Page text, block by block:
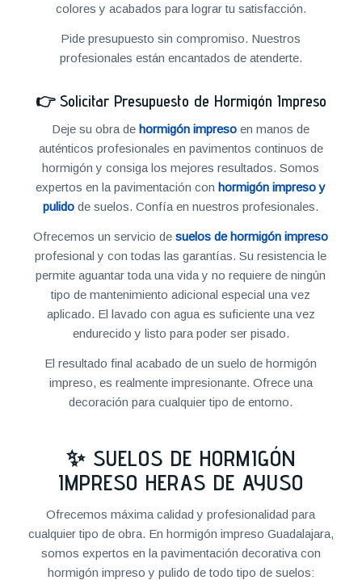
colores y acabados para lograr tu satisfacción.
Pide presupuesto sin compromiso. Nuestros
profesionales están encantados de atenderte.
👉 Solicitar Presupuesto de Hormigón Impreso
Deje su obra dehormigón impreso en manos de
auténticos profesionales en pavimentos continuos de
hormigón y consiga los mejores resultados. Somos
expertos en la pavimentación conhormigón impreso y
pulido de suelos. Confía en nuestros profesionales.
Ofrecemos un servicio desuelos de hormigón impreso
profesional y con todas las garantías. Su resistencia le
permite aguantar toda una vida y no requiere de ningún
tipo de mantenimiento adicional especial una vez
aplicado. El lavado con agua es suficiente una vez
endurecido y listo para poder ser pisado.
El resultado final acabado de un suelo de hormigón
impreso, es realmente impresionante. Ofrece una
decoración para cualquier tipo de entorno.
✨ SUELOS DE HORMIGÓN
IMPRESO HERAS DE AYUSO
Ofrecemos máxima calidad y profesionalidad para
cualquier tipo de obra. En hormigón impreso Guadalajara,
somos expertos en la pavimentación decorativa con
hormigón impreso y pulido de todo tipo de suelos: